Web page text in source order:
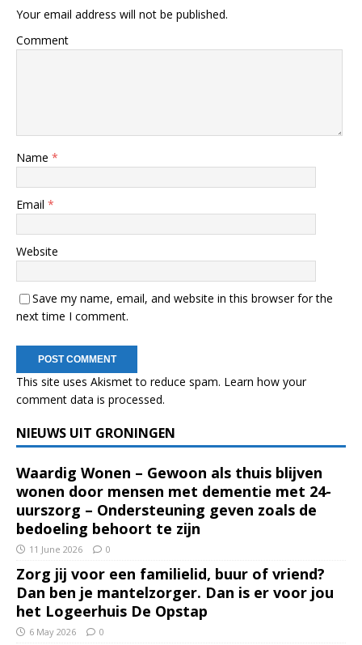
Your email address will not be published.
Comment
Name *
Email *
Website
Save my name, email, and website in this browser for the
next time I comment.
This site uses Akismet to reduce spam. Learn how your
comment data is processed.
NIEUWS UIT GRONINGEN
Waardig Wonen – Gewoon als thuis blijven
wonen door mensen met dementie met 24-
uurszorg – Ondersteuning geven zoals de
bedoeling behoort te zijn
11 June 2026 0
Zorg jij voor een familielid, buur of vriend?
Dan ben je mantelzorger. Dan is er voor jou
het Logeerhuis De Opstap
6 May 2026 0